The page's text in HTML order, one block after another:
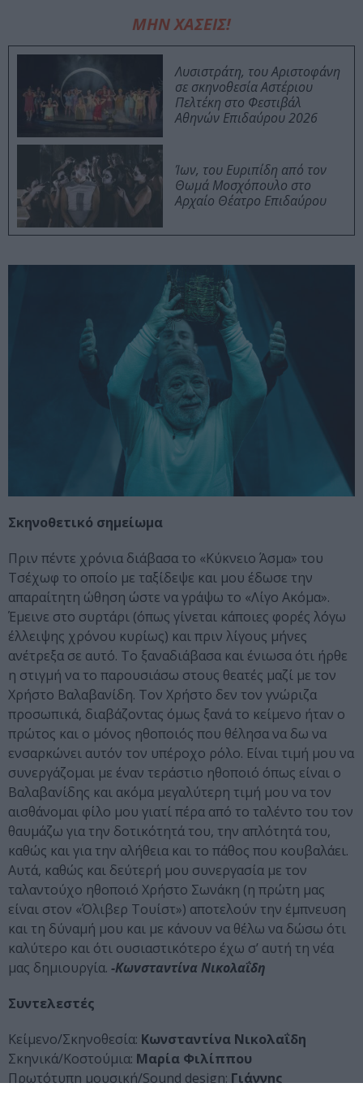
ΜΗΝ ΧΑΣΕΙΣ!
Λυσιστράτη, του Αριστοφάνη
σε σκηνοθεσία Αστέριου
Πελτέκη στο Φεστιβάλ
Αθηνών Επιδαύρου 2026
Ίων, του Ευριπίδη από τον
Θωμά Μοσχόπουλο στο
Αρχαίο Θέατρο Επιδαύρου
Σκηνοθετικό σημείωμα
Πριν πέντε χρόνια διάβασα το «Κύκνειο Άσμα» του
Τσέχωφ το οποίο με ταξίδεψε και μου έδωσε την
απαραίτητη ώθηση ώστε να γράψω το «Λίγο Ακόμα».
Έμεινε στο συρτάρι (όπως γίνεται κάποιες φορές λόγω
έλλειψης χρόνου κυρίως) και πριν λίγους μήνες
ανέτρεξα σε αυτό. Το ξαναδιάβασα και ένιωσα ότι ήρθε
η στιγμή να το παρουσιάσω στους θεατές μαζί με τον
Χρήστο Βαλαβανίδη. Τον Χρήστο δεν τον γνώριζα
προσωπικά, διαβάζοντας όμως ξανά το κείμενο ήταν ο
πρώτος και ο μόνος ηθοποιός που θέλησα να δω να
ενσαρκώνει αυτόν τον υπέροχο ρόλο. Είναι τιμή μου να
συνεργάζομαι με έναν τεράστιο ηθοποιό όπως είναι ο
Βαλαβανίδης και ακόμα μεγαλύτερη τιμή μου να τον
αισθάνομαι φίλο μου γιατί πέρα από το ταλέντο του τον
θαυμάζω για την δοτικότητά του, την απλότητά του,
καθώς και για την αλήθεια και το πάθος που κουβαλάει.
Αυτά, καθώς και δεύτερή μου συνεργασία με τον
ταλαντούχο ηθοποιό Χρήστο Σωνάκη (η πρώτη μας
είναι στον «Όλιβερ Τουίστ») αποτελούν την έμπνευση
και τη δύναμή μου και με κάνουν να θέλω να δώσω ότι
καλύτερο και ότι ουσιαστικότερο έχω σ’ αυτή τη νέα
μας δημιουργία. -Κωνσταντίνα Νικολαΐδη
Συντελεστές
Κείμενο/Σκηνοθεσία: Κωνσταντίνα Νικολαΐδη
Σκηνικά/Κοστούμια: Μαρία Φιλίππου
Πρωτότυπη μουσική/Sound design:Γιάννης